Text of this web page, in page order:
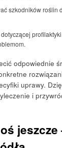
szkodników roślin
odpowiednie
uprawy.
i
jeszcze